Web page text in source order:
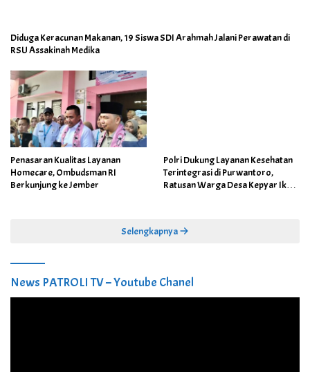
Diduga Keracunan Makanan, 19 Siswa SDI Arahmah Jalani Perawatan di
RSU Assakinah Medika
Penasaran Kualitas Layanan
Homecare, Ombudsman RI
Berkunjung ke Jember
Polri Dukung Layanan Kesehatan
Terintegrasi di Purwantoro,
Ratusan Warga Desa Kepyar Ikuti
Selengkapnya
News PATROLI TV – Youtube Chanel